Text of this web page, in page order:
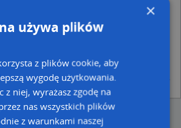
w celu:
Targeo oraz publikacji w wyszukiwarce firm i na
1 lit. f RODO)
o firmach partnerom biznesowym operatora (art.
baz CEIDG, GUS, REGON, z firmowych stron www
http://regulamin.automapa.pl/odo_przetwarzanie/
×
używa plików
z plików cookie, aby
wygodę użytkowania.
z niej, wyrażasz zgodę na
nas wszystkich plików
z warunkami naszej